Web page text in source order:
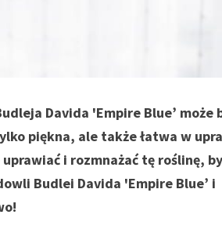
Davida 'Empire Blue’ może
piękna, ale także łatwa w
i rozmnażać tę roślinę, by
Budlei Davida 'Empire Blue’ i